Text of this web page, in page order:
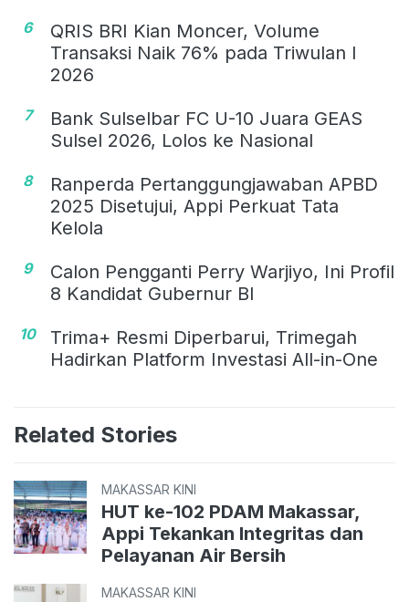
6
QRIS BRI Kian Moncer, Volume
Transaksi Naik 76% pada Triwulan I
2026
7
Bank Sulselbar FC U-10 Juara GEAS
Sulsel 2026, Lolos ke Nasional
8
Ranperda Pertanggungjawaban APBD
2025 Disetujui, Appi Perkuat Tata
Kelola
9
Calon Pengganti Perry Warjiyo, Ini Profil
8 Kandidat Gubernur BI
10
Trima+ Resmi Diperbarui, Trimegah
Hadirkan Platform Investasi All-in-One
Related Stories
MAKASSAR KINI
HUT ke-102 PDAM Makassar,
Appi Tekankan Integritas dan
Pelayanan Air Bersih
MAKASSAR KINI